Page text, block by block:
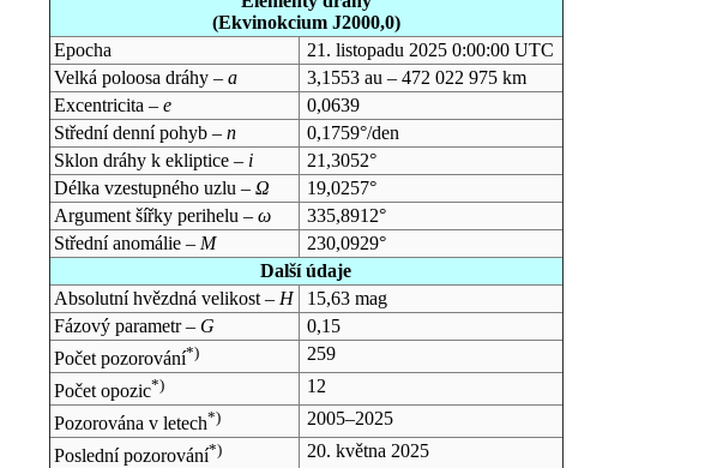
(Ekvinokcium J2000,0)
Epocha
21. listopadu 2025 0:00:00 UTC
Velká poloosa dráhy – a
3,1553 au – 472 022 975 km
Excentricita – e
0,0639
Střední denní pohyb – n
0,1759°/den
Sklon dráhy k ekliptice – i
21,3052°
Délka vzestupného uzlu – Ω
19,0257°
Argument šířky perihelu – ω
335,8912°
Střední anomálie – M
230,0929°
Další údaje
Absolutní hvězdná velikost – H
15,63 mag
Fázový parametr – G
0,15
Počet pozorování*)
259
Počet opozic*)
12
Pozorována v letech*)
2005–2025
Poslední pozorování*)
20. května 2025